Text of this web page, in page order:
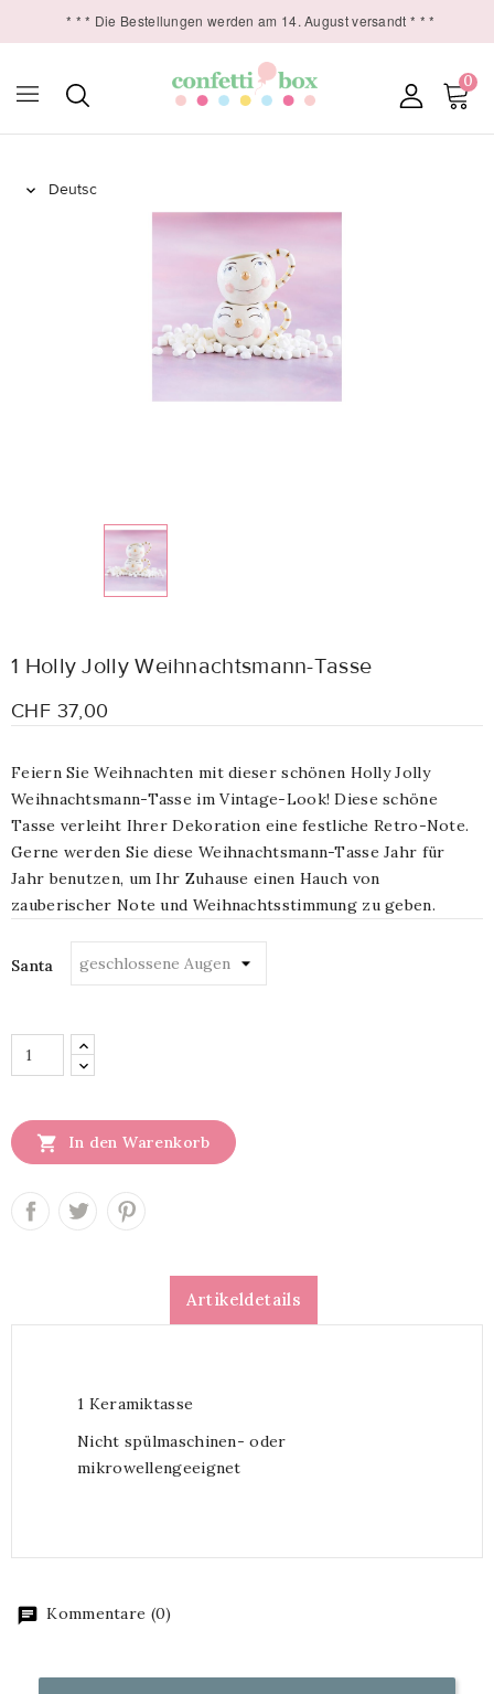
* * * Die Bestellungen werden am 14. August versandt * * *
0

1 Holly Jolly Weihnachtsmann-Tasse
CHF 37,00
Feiern Sie Weihnachten mit dieser schönen Holly Jolly
Weihnachtsmann-Tasse im Vintage-Look! Diese schöne
Tasse verleiht Ihrer Dekoration eine festliche Retro-Note.
Gerne werden Sie diese Weihnachtsmann-Tasse Jahr für
Jahr benutzen, um Ihr Zuhause einen Hauch von
zauberischer Note und Weihnachtsstimmung zu geben.
Santa
 In den Warenkorb
Artikeldetails
1 Keramiktasse
Nicht spülmaschinen- oder
mikrowellengeeignet
Kommentare (0)